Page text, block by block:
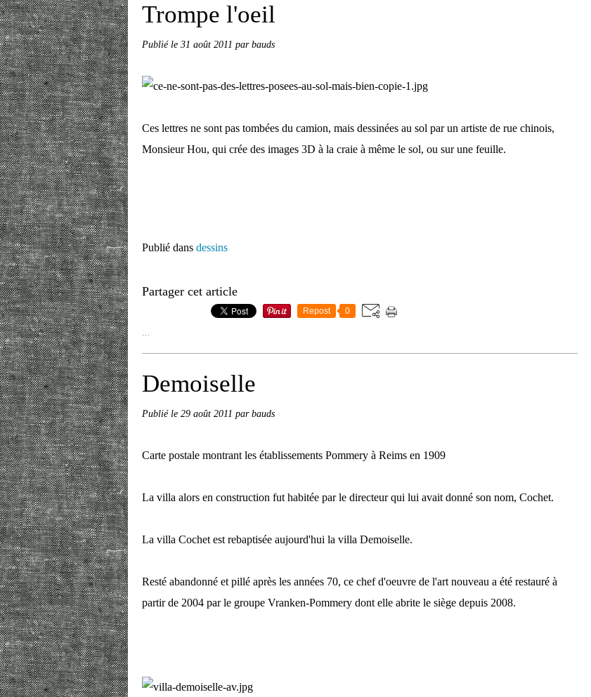
Trompe l'oeil
Publié le 31 août 2011 par bauds
Ces lettres ne sont pas tombées du camion, mais dessinées au sol par un artiste de rue chinois,
Monsieur Hou, qui crée des images 3D à la craie à même le sol, ou sur une feuille.
Publié dans dessins
Partager cet article
Repost 0
Demoiselle
Publié le 29 août 2011 par bauds
Carte postale montrant les établissements Pommery à Reims en 1909
La villa alors en construction fut habitée par le directeur qui lui avait donné son nom, Cochet.
La villa Cochet est rebaptisée aujourd'hui la villa Demoiselle.
Resté abandonné et pillé après les années 70, ce chef d'oeuvre de l'art nouveau a été restauré à
partir de 2004 par le groupe Vranken-Pommery dont elle abrite le siège depuis 2008.